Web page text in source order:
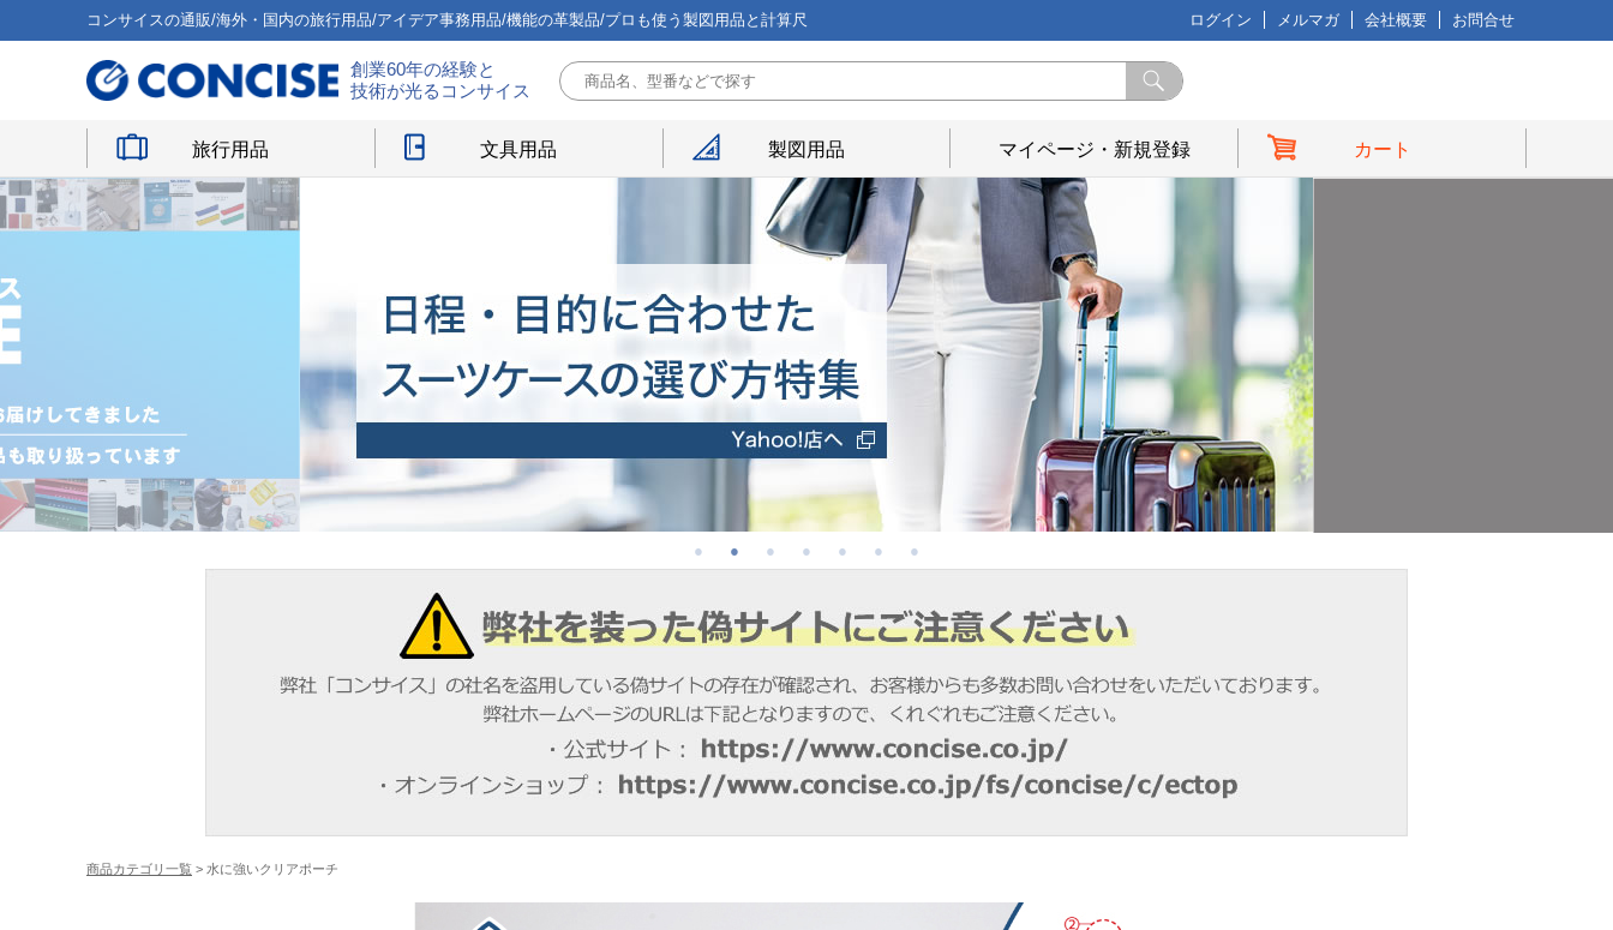
コンサイスの通販/海外・国内の旅行用品/アイデア事務用品/機能の革製品/プロも使う製図用品と計算尺 ログイン メルマガ 会社概要 お問合せ
創業60年の経験と
技術が光るコンサイス
旅行用品 文具用品 製図用品 マイページ・新規登録 カート
商品カテゴリ一覧 > 水に強いクリアポーチ